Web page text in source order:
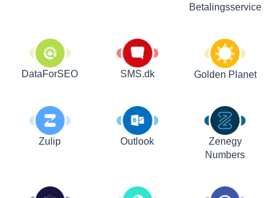
Betalingsservice
DataForSEO SMS.dk Golden Planet
Zulip Outlook
Zenegy
Numbers